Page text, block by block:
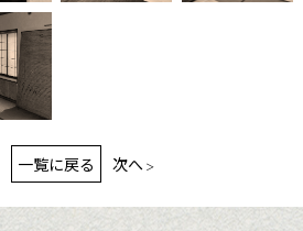
一覧に戻る 次へ